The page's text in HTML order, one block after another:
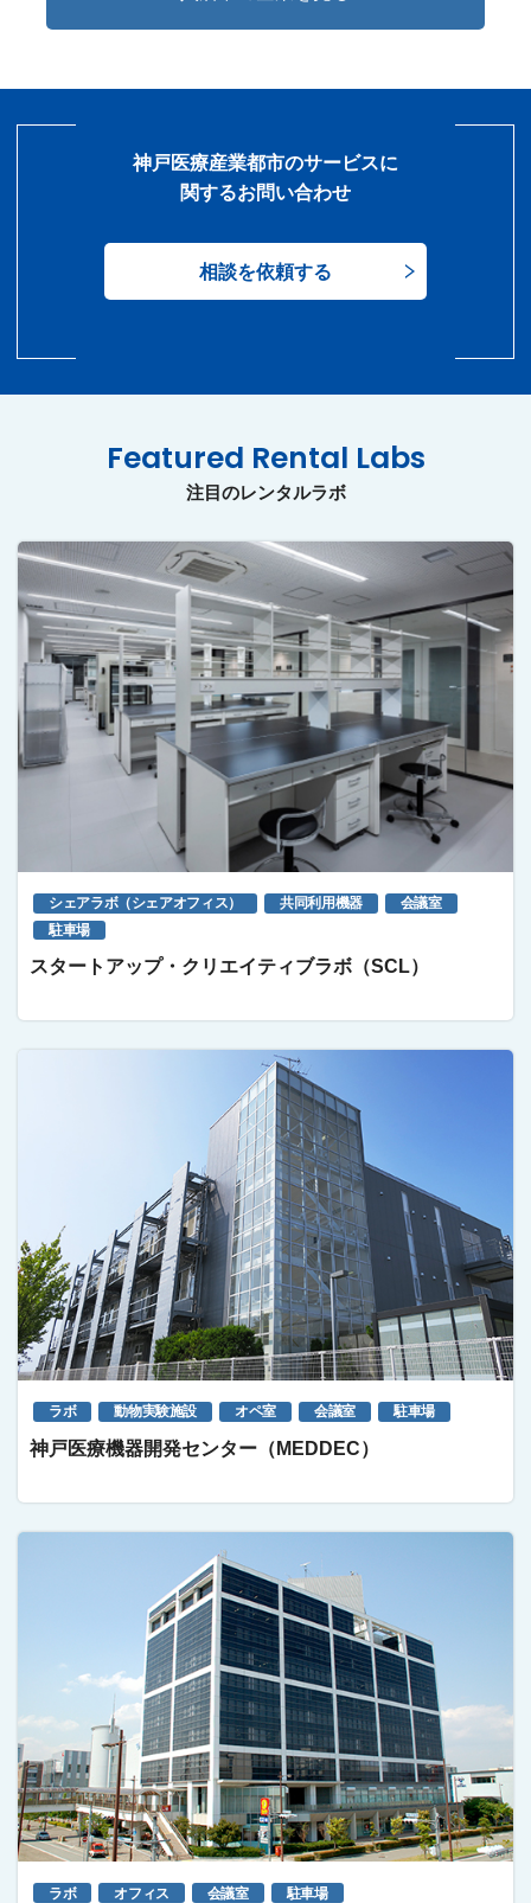
神戸医療産業都市のサービスに
関するお問い合わせ
相談を依頼する
Featured Rental Labs
注目のレンタルラボ
シェアラボ（シェアオフィス） 共同利用機器
会議室
駐車場
スタートアップ・クリエイティブラボ（SCL）
ラボ 動物実験施設 オペ室 会議室 駐車場
神戸医療機器開発センター（MEDDEC）
ラボ オフィス 会議室 駐車場